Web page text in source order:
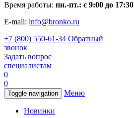
Время работы: пн.-пт.: с 9:00 до 17:30
E-mail: info@bronko.ru
+7 (800) 550-61-34 Обратный
звонок
Задать вопрос
специалистам
0
0
Toggle navigation Меню
Новинки